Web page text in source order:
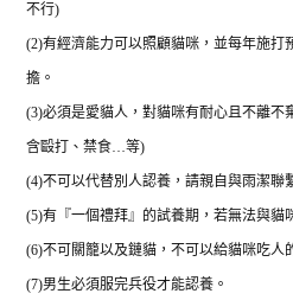
不行)
(2)有經濟能力可以照顧貓咪，並每年施打
擔。
(3)必須是愛貓人，對貓咪有耐心且不離不
含毆打、禁食…等)
(4)不可以代替別人認養，請親自與雨潔聯
(5)有『一個禮拜』的試養期，若無法與貓
(6)不可關籠以及鏈貓，不可以給貓咪吃人
(7)男生必須服完兵役才能認養。